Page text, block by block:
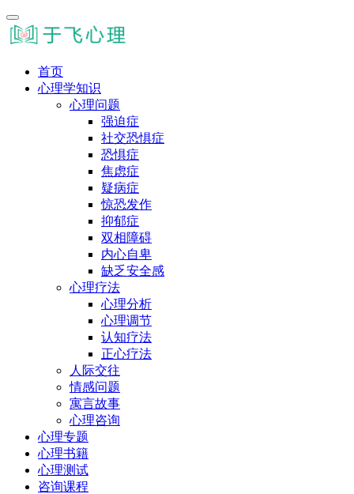
首页
心理学知识
心理问题
强迫症
社交恐惧症
恐惧症
焦虑症
疑病症
惊恐发作
抑郁症
双相障碍
内心自卑
缺乏安全感
心理疗法
心理分析
心理调节
认知疗法
正心疗法
人际交往
情感问题
寓言故事
心理咨询
心理专题
心理书籍
心理测试
咨询课程